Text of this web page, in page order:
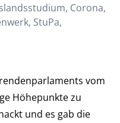
, Corona,
, StuPa,
vom
Höhepunkte zu
und es gab die